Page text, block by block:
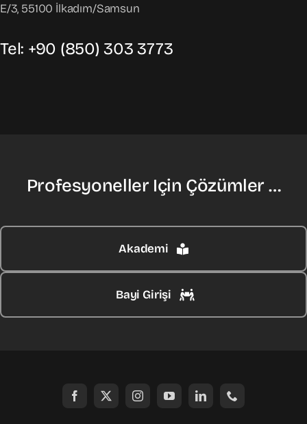
E/3, 55100 İlkadım/Samsun
Tel: +90 (850) 303 3773
Profesyoneller Için Çözümler …
Akademi
Bayi Girişi